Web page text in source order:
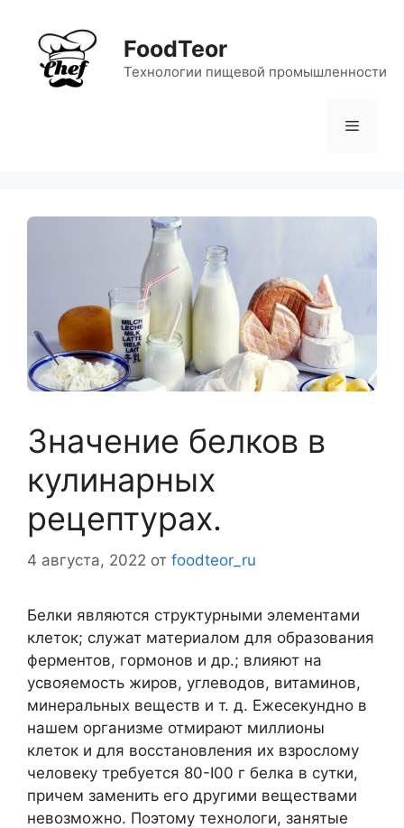
содержимому
FoodTeor
Технологии пищевой промышленности
Меню
Значение белков в
кулинарных
рецептурах.
4 августа, 2022 от foodteor_ru
Белки являются структурными элементами
клеток; служат материалом для образования
ферментов, гормонов и др.; влияют на
усвояемость жиров, углеводов, витаминов,
минеральных веществ и т. д. Ежесекундно в
нашем организме отмирают миллионы
клеток и для восстановления их взрослому
человеку требуется 80-I00 г белка в сутки,
причем заменить его другими веществами
невозможно. Поэтому технологи, занятые